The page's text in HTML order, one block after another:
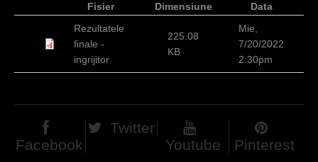
a
Fisier Dimensiune
Data
Rezultatele
finale -
ingrijitor
225.08
KB
Mie,
7/20/2022
2:30pm
Facebook
Twitter
Youtube
Pinterest